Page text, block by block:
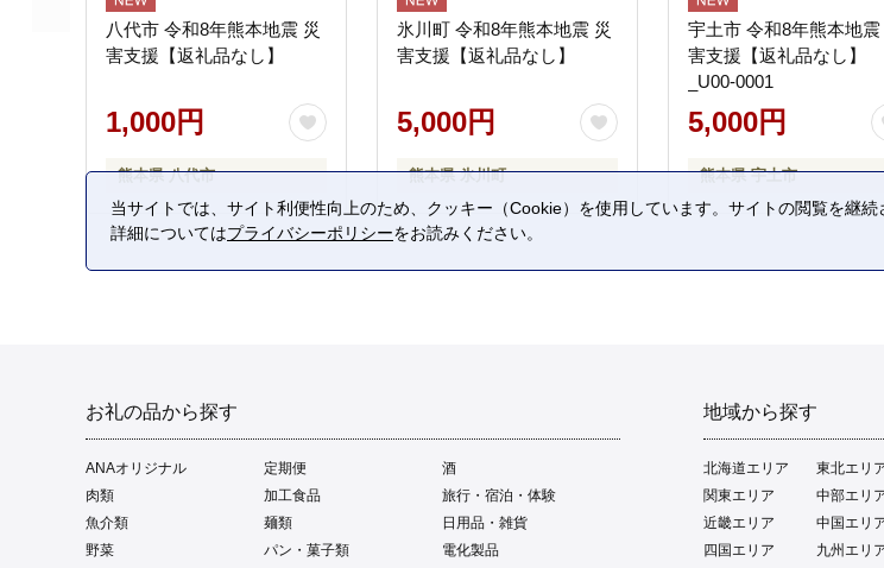
八代市 令和8年熊本地震 災
害支援【返礼品なし】
1,000円
熊本県 八代市
氷川町 令和8年熊本地震 災
害支援【返礼品なし】
5,000円
熊本県 氷川町
宇土市 令和8年熊本地震
害支援【返礼品なし】
_U00-0001
5,000円
熊本県 宇土市
お礼の品から探す
ANAオリジナル 定期便
酒
肉類
加工食品
旅行・宿泊・体験
魚介類
麺類
日用品・雑貨
野菜
パン・菓子類
電化製品
地域から探す
北海道エリア
東北エリ
関東エリア
中部エリ
近畿エリア
中国エリ
四国エリア
九州エリ
当サイトでは、サイト利便性向上のため、クッキー（Cookie）を使用しています。サイトの閲覧を継
詳細についてはプライバシーポリシーをお読みください。